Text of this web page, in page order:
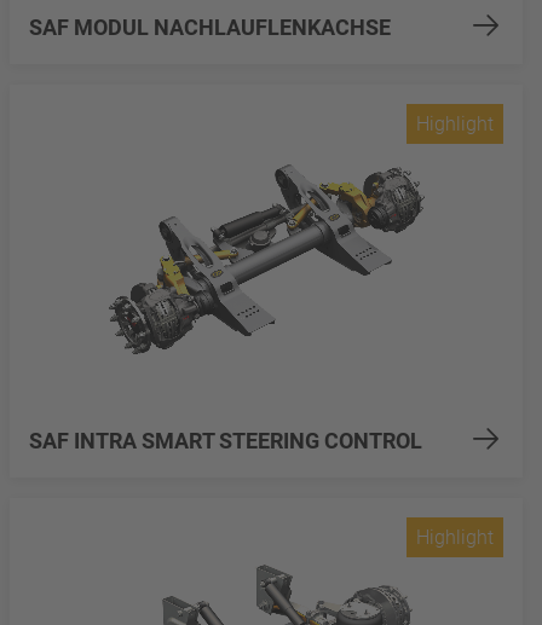
SAF MODUL NACHLAUFLENKACHSE
SAF INTRA SMART STEERING CONTROL
Highlight
Highlight